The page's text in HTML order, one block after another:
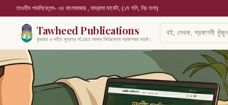
তাওহীদ পাবলিকেশন্স- ৩৪ বাংলাবাজার , মাদ্রাসা মার্কেট, (১ম গলি, নিচ তলা)
Tawheed Publications
কুরআন ও সহীহ সুন্নাহর গণ্ডিতে আবদ্ধ নির্ভরযোগ্য প্রকাশনায় সচেষ্ট।